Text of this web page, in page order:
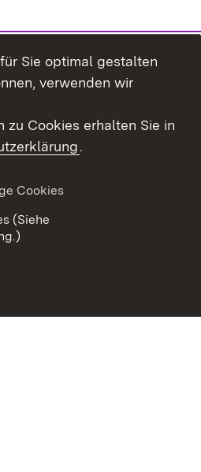
Sie optimal gestalten
verwenden wir
zu Cookies erhalten Sie in
.
Cookies
(Siehe